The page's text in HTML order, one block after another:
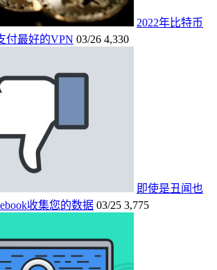
2022年比特币
付最好的VPN 03/26 4,330
即使是丑闻也
收集您的数据 03/25 3,775